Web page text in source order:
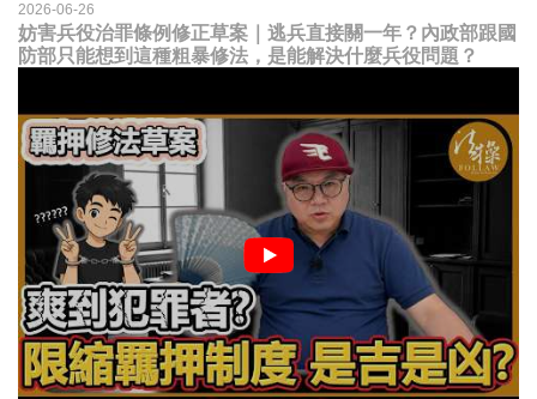
2026-06-26
妨害兵役治罪條例修正草案｜逃兵直接關一年？內政部跟國
防部只能想到這種粗暴修法，是能解決什麼兵役問題？